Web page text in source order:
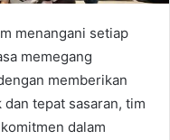
menangani setiap
memegang
memberikan
tepat sasaran, tim
dalam